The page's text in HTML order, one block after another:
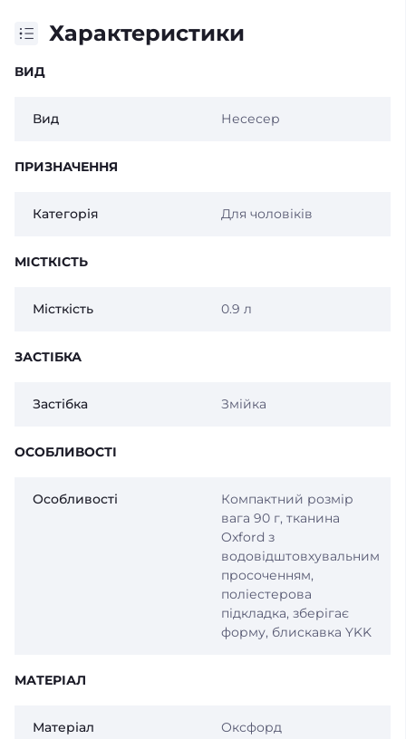
Характеристики
ВИД
Вид Несесер
ПРИЗНАЧЕННЯ
Категорія Для чоловіків
МІСТКІСТЬ
Місткість 0.9 л
ЗАСТІБКА
Застібка Змійка
ОСОБЛИВОСТІ
Особливості
Компактний розмір
вага 90 г, тканина
Oxford з
водовідштовхувальним
просоченням,
поліестерова
підкладка, зберігає
форму, блискавка YKK
МАТЕРІАЛ
Матеріал Оксфорд